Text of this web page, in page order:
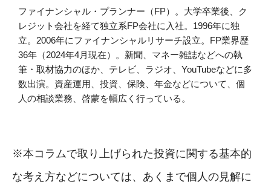
ファイナンシャル・プランナー（FP）。大学卒業後、ク
レジット会社を経て独立系FP会社に入社。1996年に独
立。2006年にファイナンシャルリサーチ設立。FP業界歴
36年（2024年4月現在）。新聞、マネー雑誌などへの執
筆・取材協力のほか、テレビ、ラジオ、YouTubeなどに多
数出演。資産運用、投資、保険、年金などについて、個
人の相談業務、啓蒙を幅広く行っている。
※本コラムで取り上げられた投資に関する基本的
な考え方などについては、あくまで個人の見解に